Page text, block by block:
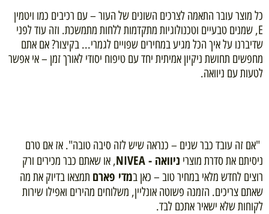
כל מוצר עובר התאמה לצרכים השונים של העור – עם רכיבים כמו ויטמין
E, שמנים טבעיים וטכנולוגיות מתקדמות ללחות מתמשכת. וזה עוד לפני
שדיברנו על איך הכל מגיע במחירים שפויים לגמרי... בקיצור? אם אתם
מחפשים תחושת ניקיון אמיתית יחד עם טיפוח יסודי לאורך זמן – אי אפשר
לטעות עם ניוואה.
"אם זה עובד כבר שנים – כנראה שיש לזה סיבה טובה". אז אם טרם
ניסיתם את סדרת מוצרי ניוואה - NIVEA
, או שאתם כבר מכירים ורק
רוצים לחדש מלאי במחיר טוב – כאן במדי פארם תמצאו בדיוק את מה
שאתם צריכים. הזמנה פשוטה אונליין, משלוחים מהירים ואפילו שירות
לקוחות שלא ישאיר אתכם לבד.